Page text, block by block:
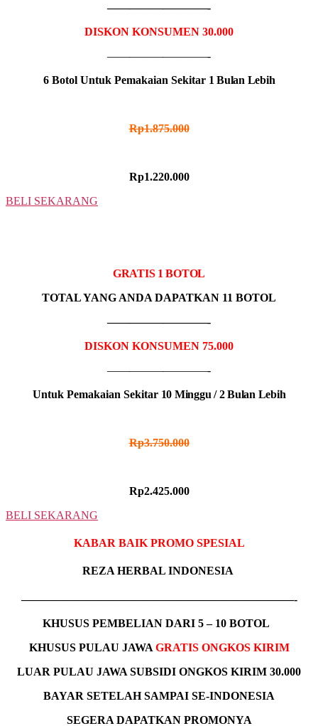
—————————-
DISKON KONSUMEN 30.000
—————————-
6 Botol Untuk Pemakaian Sekitar 1 Bulan Lebih
Rp1.875.000
Rp1.220.000
BELI SEKARANG
GRATIS 1 BOTOL
TOTAL YANG ANDA DAPATKAN 11 BOTOL
—————————-
DISKON KONSUMEN 75.000
—————————-
Untuk Pemakaian Sekitar 10 Minggu / 2 Bulan Lebih
Rp3.750.000
Rp2.425.000
BELI SEKARANG
KABAR BAIK PROMO SPESIAL
REZA HERBAL INDONESIA
————————————————————————-
KHUSUS PEMBELIAN DARI 5 – 10 BOTOL
KHUSUS PULAU JAWA GRATIS ONGKOS KIRIM
LUAR PULAU JAWA SUBSIDI ONGKOS KIRIM 30.000
BAYAR SETELAH SAMPAI SE-INDONESIA
SEGERA DAPATKAN PROMONYA